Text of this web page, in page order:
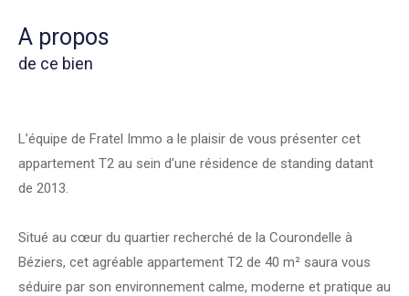
a propos
de ce bien
L’équipe de Fratel Immo a le plaisir de vous présenter cet
appartement T2 au sein d’une résidence de standing datant
de 2013.
Situé au cœur du quartier recherché de la Courondelle à
Béziers, cet agréable appartement T2 de 40 m² saura vous
séduire par son environnement calme, moderne et pratique au